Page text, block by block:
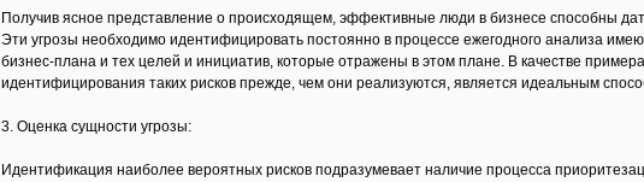
Получив ясное представление о происходящем, эффективные люди в бизнесе способны
Эти угрозы необходимо идентифицировать постоянно в процессе ежегодного анализа
бизнес-плана и тех целей и инициатив, которые отражены в этом плане. В качестве
идентифицирования таких рисков прежде, чем они реализуются, является идеальным
3. Оценка сущности угрозы:
Идентификация наиболее вероятных рисков подразумевает наличие процесса